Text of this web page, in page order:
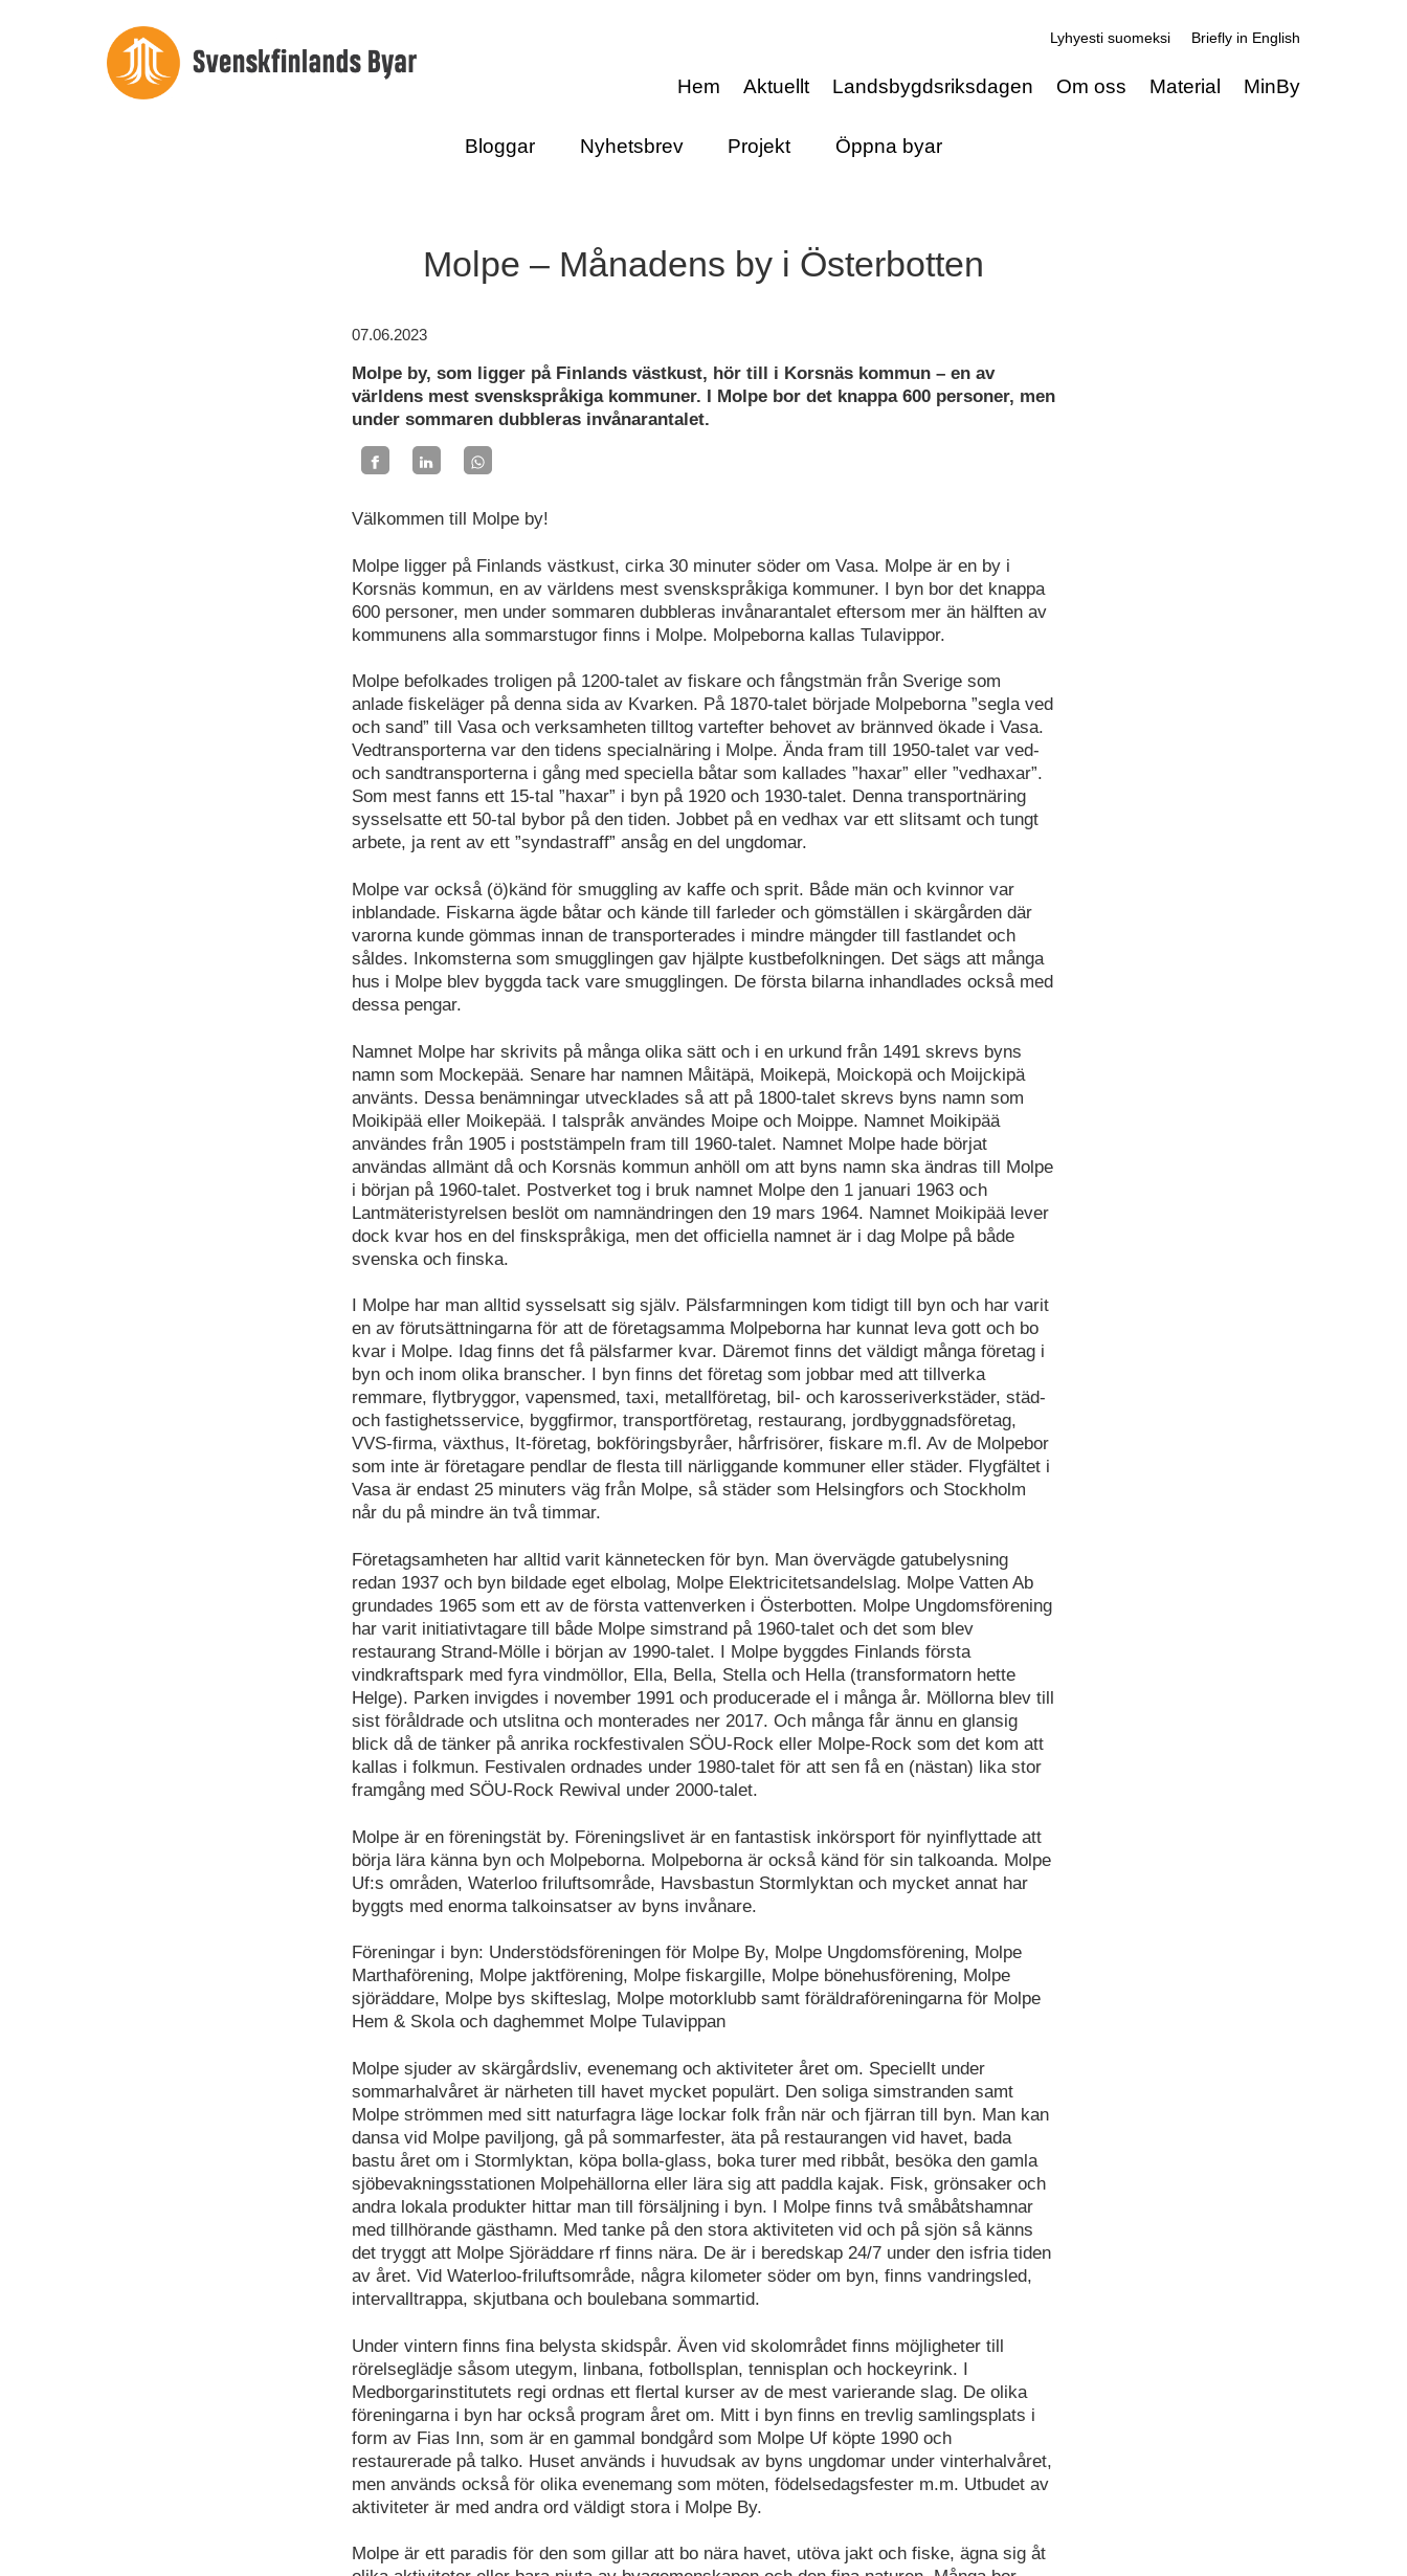
Lyhyesti suomeksi Briefly in English
Hem Aktuellt Landsbygdsriksdagen Om oss Material MinBy
Bloggar Nyhetsbrev Projekt Öppna byar
Molpe – Månadens by i Österbotten
07.06.2023
Molpe by, som ligger på Finlands västkust, hör till i Korsnäs kommun – en av
världens mest svenskspråkiga kommuner. I Molpe bor det knappa 600 personer, men
under sommaren dubbleras invånarantalet.
Välkommen till Molpe by!
Molpe ligger på Finlands västkust, cirka 30 minuter söder om Vasa. Molpe är en by i
Korsnäs kommun, en av världens mest svenskspråkiga kommuner. I byn bor det knappa
600 personer, men under sommaren dubbleras invånarantalet eftersom mer än hälften av
kommunens alla sommarstugor finns i Molpe. Molpeborna kallas Tulavippor.
Molpe befolkades troligen på 1200-talet av fiskare och fångstmän från Sverige som
anlade fiskeläger på denna sida av Kvarken. På 1870-talet började Molpeborna ”segla ved
och sand” till Vasa och verksamheten tilltog vartefter behovet av brännved ökade i Vasa.
Vedtransporterna var den tidens specialnäring i Molpe. Ända fram till 1950-talet var ved-
och sandtransporterna i gång med speciella båtar som kallades ”haxar” eller ”vedhaxar”.
Som mest fanns ett 15-tal ”haxar” i byn på 1920 och 1930-talet. Denna transportnäring
sysselsatte ett 50-tal bybor på den tiden. Jobbet på en vedhax var ett slitsamt och tungt
arbete, ja rent av ett ”syndastraff” ansåg en del ungdomar.
Molpe var också (ö)känd för smuggling av kaffe och sprit. Både män och kvinnor var
inblandade. Fiskarna ägde båtar och kände till farleder och gömställen i skärgården där
varorna kunde gömmas innan de transporterades i mindre mängder till fastlandet och
såldes. Inkomsterna som smugglingen gav hjälpte kustbefolkningen. Det sägs att många
hus i Molpe blev byggda tack vare smugglingen. De första bilarna inhandlades också med
dessa pengar.
Namnet Molpe har skrivits på många olika sätt och i en urkund från 1491 skrevs byns
namn som Mockepää. Senare har namnen Måitäpä, Moikepä, Moickopä och Moijckipä
använts. Dessa benämningar utvecklades så att på 1800-talet skrevs byns namn som
Moikipää eller Moikepää. I talspråk användes Moipe och Moippe. Namnet Moikipää
användes från 1905 i poststämpeln fram till 1960-talet. Namnet Molpe hade börjat
användas allmänt då och Korsnäs kommun anhöll om att byns namn ska ändras till Molpe
i början på 1960-talet. Postverket tog i bruk namnet Molpe den 1 januari 1963 och
Lantmäteristyrelsen beslöt om namnändringen den 19 mars 1964. Namnet Moikipää lever
dock kvar hos en del finskspråkiga, men det officiella namnet är i dag Molpe på både
svenska och finska.
I Molpe har man alltid sysselsatt sig själv. Pälsfarmningen kom tidigt till byn och har varit
en av förutsättningarna för att de företagsamma Molpeborna har kunnat leva gott och bo
kvar i Molpe. Idag finns det få pälsfarmer kvar. Däremot finns det väldigt många företag i
byn och inom olika branscher. I byn finns det företag som jobbar med att tillverka
remmare, flytbryggor, vapensmed, taxi, metallföretag, bil- och karosseriverkstäder, städ-
och fastighetsservice, byggfirmor, transportföretag, restaurang, jordbyggnadsföretag,
VVS-firma, växthus, It-företag, bokföringsbyråer, hårfrisörer, fiskare m.fl. Av de Molpebor
som inte är företagare pendlar de flesta till närliggande kommuner eller städer. Flygfältet i
Vasa är endast 25 minuters väg från Molpe, så städer som Helsingfors och Stockholm
når du på mindre än två timmar.
Företagsamheten har alltid varit kännetecken för byn. Man övervägde gatubelysning
redan 1937 och byn bildade eget elbolag, Molpe Elektricitetsandelslag. Molpe Vatten Ab
grundades 1965 som ett av de första vattenverken i Österbotten. Molpe Ungdomsförening
har varit initiativtagare till både Molpe simstrand på 1960-talet och det som blev
restaurang Strand-Mölle i början av 1990-talet. I Molpe byggdes Finlands första
vindkraftspark med fyra vindmöllor, Ella, Bella, Stella och Hella (transformatorn hette
Helge). Parken invigdes i november 1991 och producerade el i många år. Möllorna blev till
sist föråldrade och utslitna och monterades ner 2017. Och många får ännu en glansig
blick då de tänker på anrika rockfestivalen SÖU-Rock eller Molpe-Rock som det kom att
kallas i folkmun. Festivalen ordnades under 1980-talet för att sen få en (nästan) lika stor
framgång med SÖU-Rock Rewival under 2000-talet.
Molpe är en föreningstät by. Föreningslivet är en fantastisk inkörsport för nyinflyttade att
börja lära känna byn och Molpeborna. Molpeborna är också känd för sin talkoanda. Molpe
Uf:s områden, Waterloo friluftsområde, Havsbastun Stormlyktan och mycket annat har
byggts med enorma talkoinsatser av byns invånare.
Föreningar i byn: Understödsföreningen för Molpe By, Molpe Ungdomsförening, Molpe
Marthaförening, Molpe jaktförening, Molpe fiskargille, Molpe bönehusförening, Molpe
sjöräddare, Molpe bys skifteslag, Molpe motorklubb samt föräldraföreningarna för Molpe
Hem & Skola och daghemmet Molpe Tulavippan
Molpe sjuder av skärgårdsliv, evenemang och aktiviteter året om. Speciellt under
sommarhalvåret är närheten till havet mycket populärt. Den soliga simstranden samt
Molpe strömmen med sitt naturfagra läge lockar folk från när och fjärran till byn. Man kan
dansa vid Molpe paviljong, gå på sommarfester, äta på restaurangen vid havet, bada
bastu året om i Stormlyktan, köpa bolla-glass, boka turer med ribbåt, besöka den gamla
sjöbevakningsstationen Molpehällorna eller lära sig att paddla kajak. Fisk, grönsaker och
andra lokala produkter hittar man till försäljning i byn. I Molpe finns två småbåtshamnar
med tillhörande gästhamn. Med tanke på den stora aktiviteten vid och på sjön så känns
det tryggt att Molpe Sjöräddare rf finns nära. De är i beredskap 24/7 under den isfria tiden
av året. Vid Waterloo-friluftsområde, några kilometer söder om byn, finns vandringsled,
intervalltrappa, skjutbana och boulebana sommartid.
Under vintern finns fina belysta skidspår. Även vid skolområdet finns möjligheter till
rörelseglädje såsom utegym, linbana, fotbollsplan, tennisplan och hockeyrink. I
Medborgarinstitutets regi ordnas ett flertal kurser av de mest varierande slag. De olika
föreningarna i byn har också program året om. Mitt i byn finns en trevlig samlingsplats i
form av Fias Inn, som är en gammal bondgård som Molpe Uf köpte 1990 och
restaurerade på talko. Huset används i huvudsak av byns ungdomar under vinterhalvåret,
men används också för olika evenemang som möten, födelsedagsfester m.m. Utbudet av
aktiviteter är med andra ord väldigt stora i Molpe By.
Molpe är ett paradis för den som gillar att bo nära havet, utöva jakt och fiske, ägna sig åt